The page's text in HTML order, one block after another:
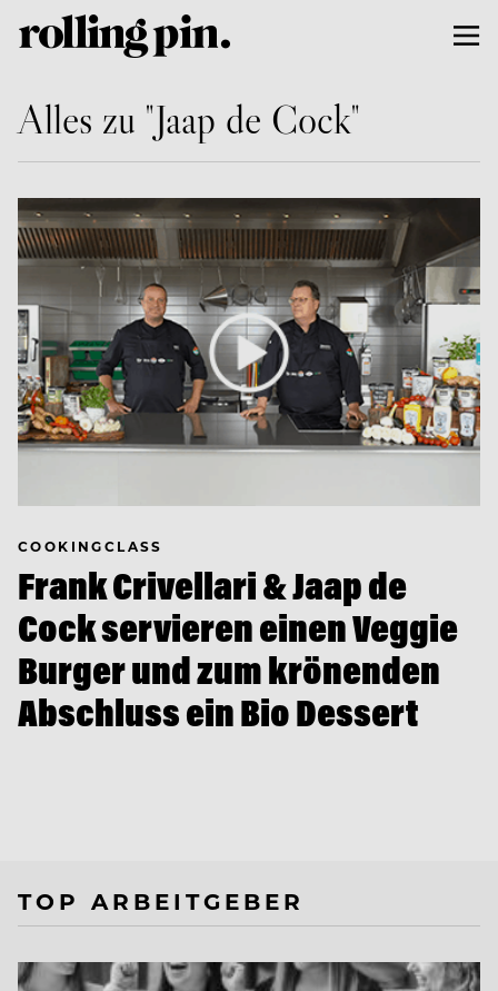
Alles zu "Jaap de Cock"
COOKINGCLASS
Frank Crivellari & Jaap de
Cock servieren einen Veggie
Burger und zum krönenden
Abschluss ein Bio Dessert
TOP ARBEITGEBER